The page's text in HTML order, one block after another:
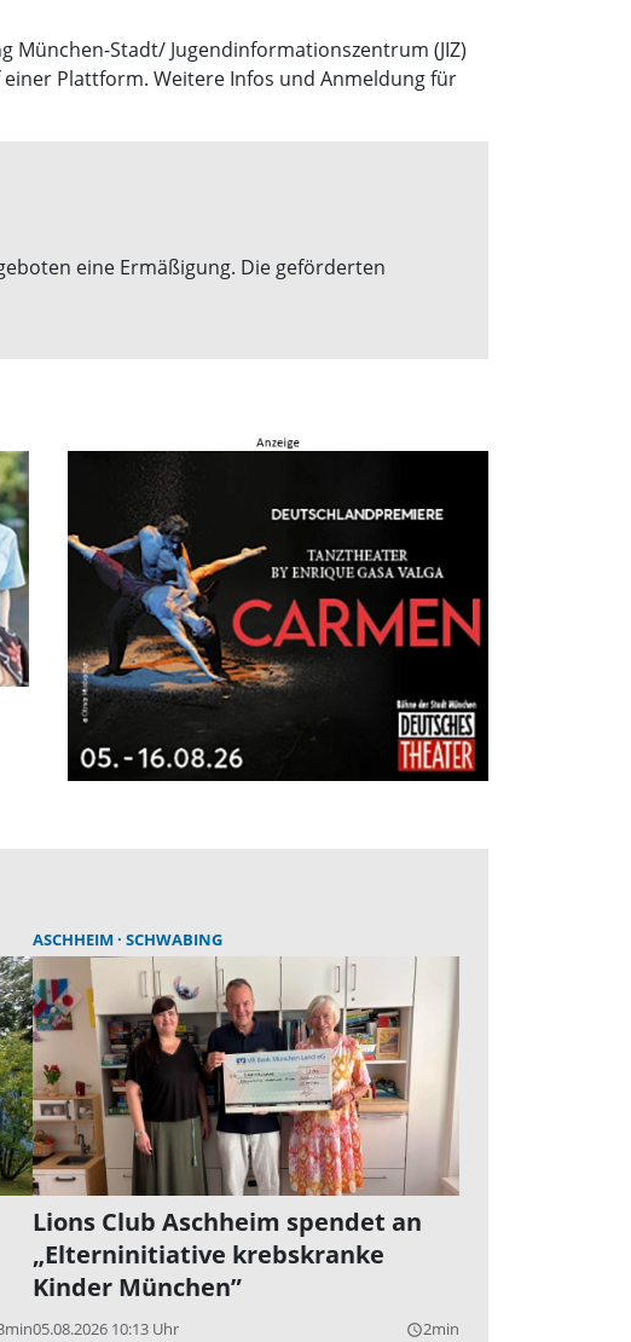
Stadt/ Jugendinformationszentrum (JIZ)
Plattform. Weitere Infos und Anmeldung für
eine Ermäßigung. Die geförderten
ASCHHEIM SCHWABING
Lions Club Aschheim spendet an
„Elterninitiative krebskranke
Kinder München”
05.08.2026 10:13 Uhr query_builder2min